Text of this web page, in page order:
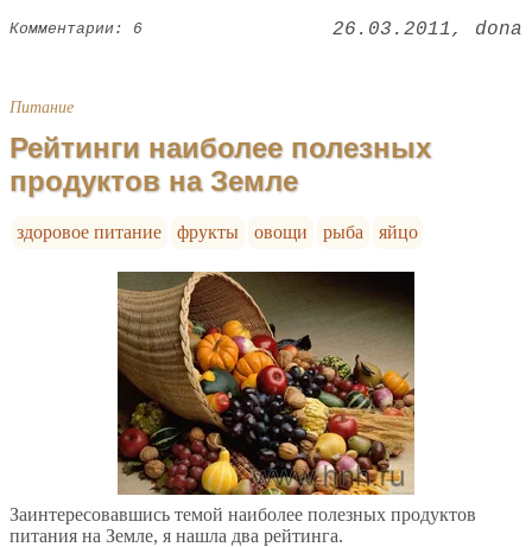
Комментарии: 6 26.03.2011 dona
Питание
Рейтинги наиболее полезных
продуктов на Земле
здоровое питание фрукты овощи рыба яйцо
Заинтересовавшись темой наиболее полезных продуктов
питания на Земле, я нашла два рейтинга.